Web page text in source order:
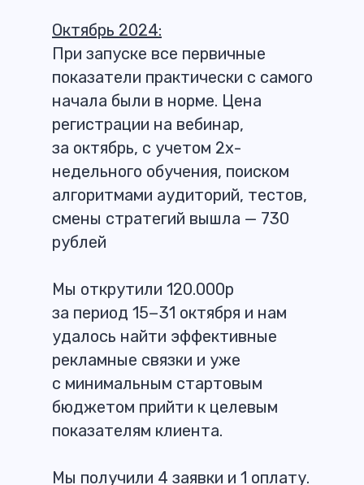
Октябрь 2024:
При запуске все первичные
показатели практически с самого
начала были в норме. Цена
регистрации на вебинар,
за октябрь, с учетом 2х-
недельного обучения, поиском
алгоритмами аудиторий, тестов,
смены стратегий вышла — 730
рублей
Мы открутили 120.000р
за период 15−31 октября и нам
удалось найти эффективные
рекламные связки и уже
с минимальным стартовым
бюджетом прийти к целевым
показателям клиента.
Мы получили 4 заявки и 1 оплату.